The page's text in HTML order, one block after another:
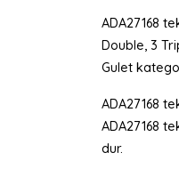
ADA27168
Double, 3
Gulet
ADA27168
ADA27168
dur.